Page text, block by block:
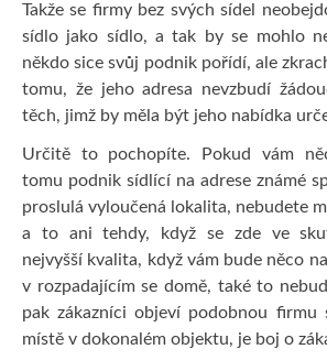
Takže se firmy bez svých sídel
sídlo jako sídlo, a tak by se mohlo
někdo sice svůj podnik pořídí, ale
tomu, že jeho adresa nevzbudí
těch, jimž by měla být jeho nabídka
Určitě to pochopíte. Pokud vám
tomu podnik sídlící na adrese známé
proslulá vyloučená lokalita, nebudete
a to ani tehdy, když se zde ve
nejvyšší kvalita, když vám bude něco
v rozpadajícím se domě, také to
pak zákazníci objeví podobnou firmu
místě v dokonalém objektu, je boj o